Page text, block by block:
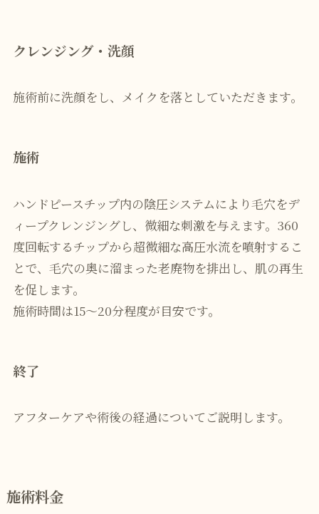
クレンジング・洗顔
施術前に洗顔をし、メイクを落としていただきます。
施術
ハンドピースチップ内の陰圧システムにより毛穴をデ
ィープクレンジングし、微細な刺激を与えます。360
度回転するチップから超微細な高圧水流を噴射するこ
とで、毛穴の奥に溜まった老廃物を排出し、肌の再生
を促します。
施術時間は15～20分程度が目安です。
終了
アフターケアや術後の経過についてご説明します。
施術料金